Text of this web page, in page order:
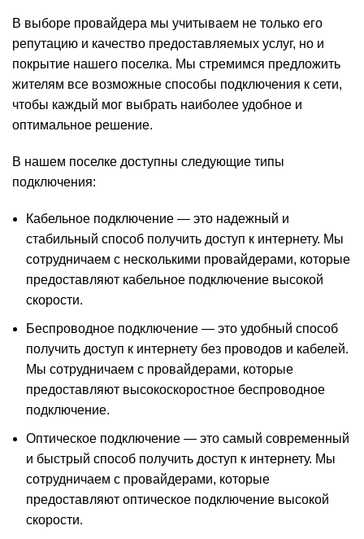
В выборе провайдера мы учитываем не только его
репутацию и качество предоставляемых услуг, но и
покрытие нашего поселка. Мы стремимся предложить
жителям все возможные способы подключения к сети,
чтобы каждый мог выбрать наиболее удобное и
оптимальное решение.
В нашем поселке доступны следующие типы
подключения:
Кабельное подключение — это надежный и
стабильный способ получить доступ к интернету. Мы
сотрудничаем с несколькими провайдерами, которые
предоставляют кабельное подключение высокой
скорости.
Беспроводное подключение — это удобный способ
получить доступ к интернету без проводов и кабелей.
Мы сотрудничаем с провайдерами, которые
предоставляют высокоскоростное беспроводное
подключение.
Оптическое подключение — это самый современный
и быстрый способ получить доступ к интернету. Мы
сотрудничаем с провайдерами, которые
предоставляют оптическое подключение высокой
скорости.